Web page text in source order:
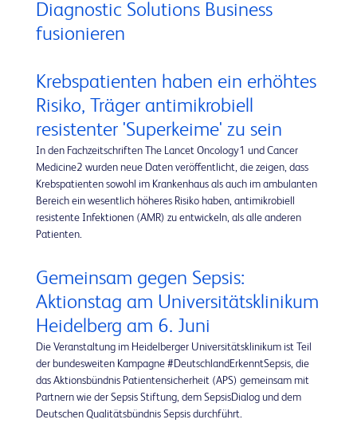
Diagnostic Solutions Business
fusionieren
Krebspatienten haben ein erhöhtes
Risiko, Träger antimikrobiell
resistenter 'Superkeime' zu sein
In den Fachzeitschriften The Lancet Oncology1 und Cancer
Medicine2 wurden neue Daten veröffentlicht, die zeigen, dass
Krebspatienten sowohl im Krankenhaus als auch im ambulanten
Bereich ein wesentlich höheres Risiko haben, antimikrobiell
resistente Infektionen (AMR) zu entwickeln, als alle anderen
Patienten.
Gemeinsam gegen Sepsis:
Aktionstag am Universitätsklinikum
Heidelberg am 6. Juni
Die Veranstaltung im Heidelberger Universitätsklinikum ist Teil
der bundesweiten Kampagne #DeutschlandErkenntSepsis, die
das Aktionsbündnis Patientensicherheit (APS) gemeinsam mit
Partnern wie der Sepsis Stiftung, dem SepsisDialog und dem
Deutschen Qualitätsbündnis Sepsis durchführt.